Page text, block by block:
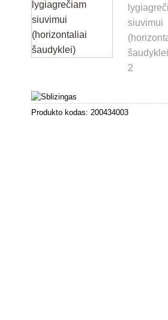
Produkto kodas: 200434003